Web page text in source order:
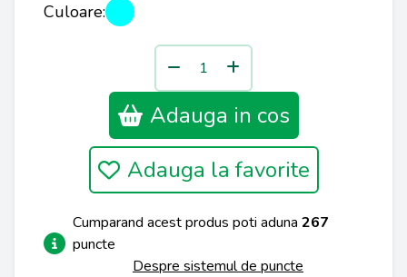
Culoare:
Adauga in cos
Adauga la favorite
Cumparand acest produs poti aduna 267
puncte
Despre sistemul de puncte